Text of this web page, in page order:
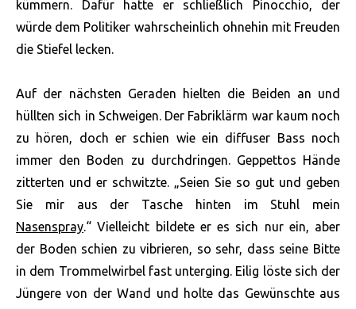
kümmern. Dafür hatte er schließlich Pinocchio, der
würde dem Politiker wahrscheinlich ohnehin mit Freuden
die Stiefel lecken.
Auf der nächsten Geraden hielten die Beiden an und
hüllten sich in Schweigen. Der Fabriklärm war kaum noch
zu hören, doch er schien wie ein diffuser Bass noch
immer den Boden zu durchdringen. Geppettos Hände
zitterten und er schwitzte. „Seien Sie so gut und geben
Sie mir aus der Tasche hinten im Stuhl mein
Nasenspray.“ Vielleicht bildete er es sich nur ein, aber
der Boden schien zu vibrieren, so sehr, dass seine Bitte
in dem Trommelwirbel fast unterging. Eilig löste sich der
Jüngere von der Wand und holte das Gewünschte aus